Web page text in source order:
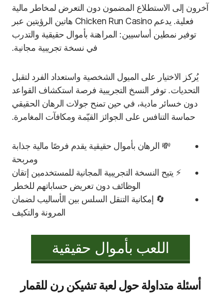
آخرون إلى الاستطلاع المضمون دون التعرض لمخاطر مالية
فعلية. يدعم Chicken Run Casino هاتين الرؤيتين عبر
توفير نمطين أساسيين: المراهنة بأموال حقيقية والتدرب
في نسخة تجريبية مجانية.
يُركز الاختيار على الميول الشخصية واستعداد الفرد لتقبل
التحديات. توفر النسخ التجريبية فرصة استكشاف القواعد
دون خسائر مادية، في حين تمنح جولات الرهان الحقيقي
حماسة التنافس على الجوائز القيّمة ومكافآت المغامرة.
💸 الرهان بأموال حقيقية يقدم فرصًا مالية جذابة
ومربحة
⚡️ يتيح النسخة التجريبية المجانية للمستخدمين إتقان
الوظائف دون تعريض حساباتهم للخطر
🔄 إمكانية التنقل السلس بين الأساليب لضمان
المرونة والتكيف
اللعب بأموال حقيقية
أسئلة متداولة حول لعبة تشيكن رن للقمار